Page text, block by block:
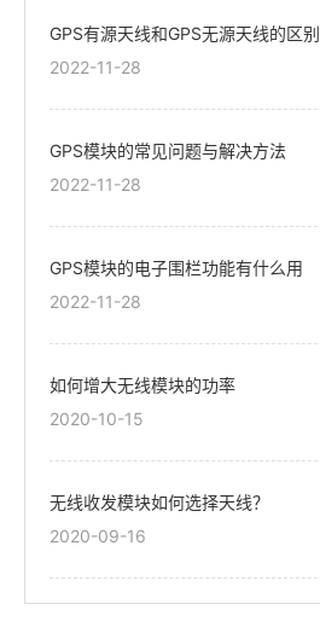
GPS有源天线和GPS无源天线的区别
2022-11-28
GPS模块的常见问题与解决方法
2022-11-28
GPS模块的电子围栏功能有什么用
2022-11-28
如何增大无线模块的功率
2020-10-15
无线收发模块如何选择天线？
2020-09-16